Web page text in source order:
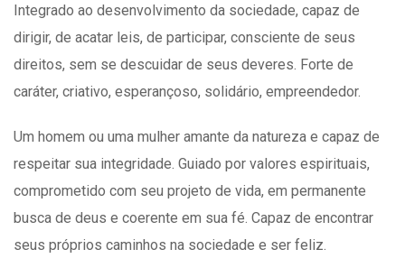
Integrado ao desenvolvimento da sociedade, capaz de
dirigir, de acatar leis, de participar, consciente de seus
direitos, sem se descuidar de seus deveres. Forte de
caráter, criativo, esperançoso, solidário, empreendedor.
Um homem ou uma mulher amante da natureza e capaz de
respeitar sua integridade. Guiado por valores espirituais,
comprometido com seu projeto de vida, em permanente
busca de deus e coerente em sua fé. Capaz de encontrar
seus próprios caminhos na sociedade e ser feliz.